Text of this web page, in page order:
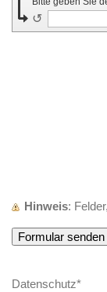
↺
Hinweis :
Datenschutz*